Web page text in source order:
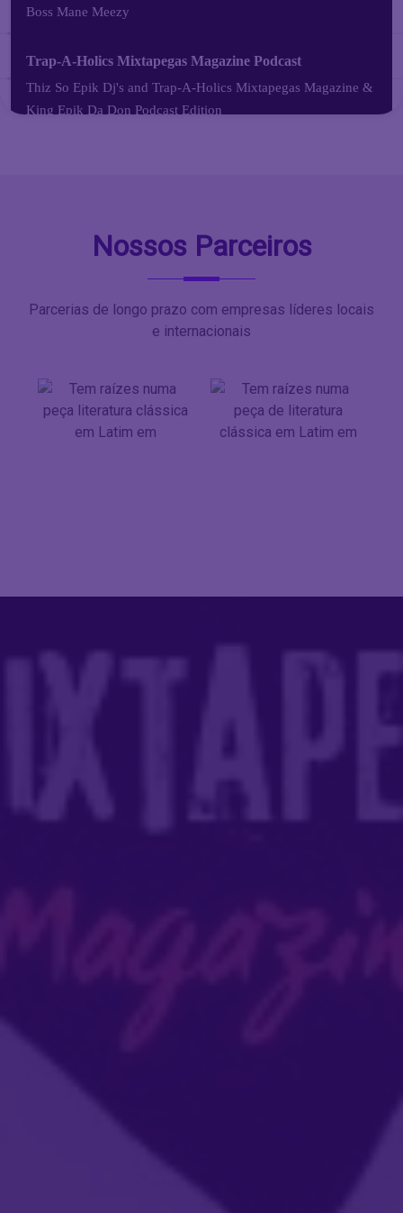
Nossos Parceiros
Parcerias de longo prazo com empresas líderes locais
e internacionais